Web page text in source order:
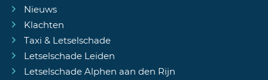
Nieuws
Klachten
Taxi & Letselschade
Letselschade Leiden
Letselschade Alphen aan den Rijn